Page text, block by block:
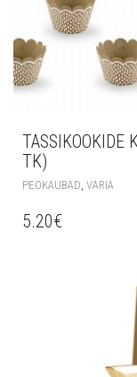
TASSIKOOKIDE
TK)
PEOKAUBAD VARIA
5.20€